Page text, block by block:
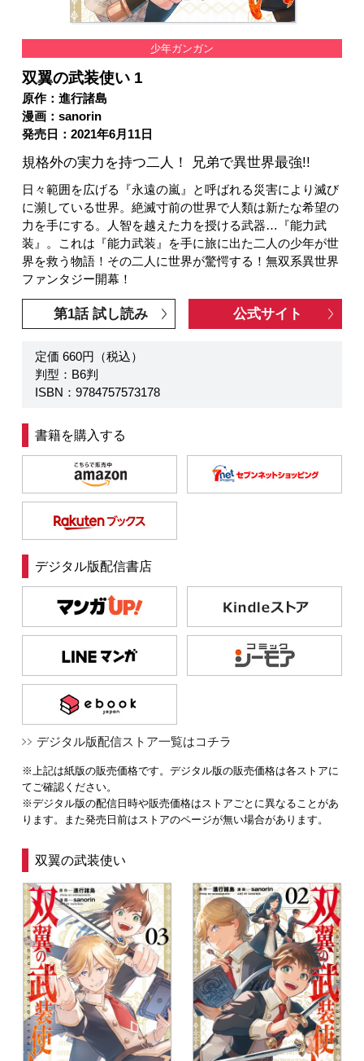
少年ガンガン
双翼の武装使い 1
原作：進行諸島
漫画：sanorin
発売日：2021年6月11日
規格外の実力を持つ二人！ 兄弟で異世界最強!!
日々範囲を広げる『永遠の嵐』と呼ばれる災害により滅び
に瀕している世界。絶滅寸前の世界で人類は新たな希望の
力を手にする。人智を越えた力を授ける武器…『能力武
装』。これは『能力武装』を手に旅に出た二人の少年が世
界を救う物語！その二人に世界が驚愕する！無双系異世界
ファンタジー開幕！
第1話 試し読み 公式サイト
定価 660円（税込）
判型：B6判
ISBN：9784757573178
書籍を購入する
デジタル版配信書店
デジタル版配信ストア一覧はコチラ
※上記は紙版の販売価格です。デジタル版の販売価格は各ストアに
てご確認ください。
※デジタル版の配信日時や販売価格はストアごとに異なることがあ
ります。また発売日前はストアのページが無い場合があります。
双翼の武装使い